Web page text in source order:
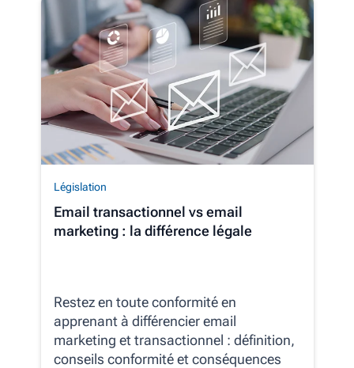
Législation
Email transactionnel vs email
marketing : la différence légale
Restez en toute conformité en
apprenant à différencier email
marketing et transactionnel : définition,
conseils conformité et conséquences